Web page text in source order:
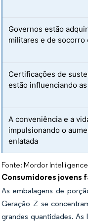
Governos estão
militares e de socorro
Certificações de
estão influenciando
A conveniência e a
impulsionando o
enlatada
Fonte: Mordor Intelligence
Consumidores jovens
As embalagens de
Geração Z se
grandes quantidades.